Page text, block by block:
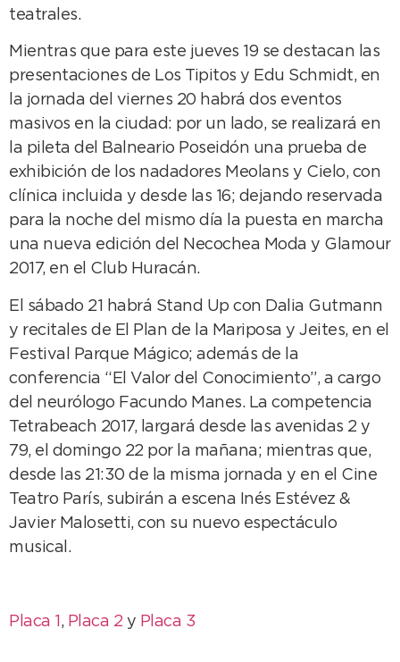
teatrales.
Mientras que para este jueves 19 se destacan las
presentaciones de Los Tipitos y Edu Schmidt, en
la jornada del viernes 20 habrá dos eventos
masivos en la ciudad: por un lado, se realizará en
la pileta del Balneario Poseidón una prueba de
exhibición de los nadadores Meolans y Cielo, con
clínica incluida y desde las 16; dejando reservada
para la noche del mismo día la puesta en marcha
una nueva edición del Necochea Moda y Glamour
2017, en el Club Huracán.
El sábado 21 habrá Stand Up con Dalia Gutmann
y recitales de El Plan de la Mariposa y Jeites, en el
Festival Parque Mágico; además de la
conferencia “El Valor del Conocimiento”, a cargo
del neurólogo Facundo Manes. La competencia
Tetrabeach 2017, largará desde las avenidas 2 y
79, el domingo 22 por la mañana; mientras que,
desde las 21:30 de la misma jornada y en el Cine
Teatro París, subirán a escena Inés Estévez &
Javier Malosetti, con su nuevo espectáculo
musical.
Placa 1 , Placa 2 y Placa 3